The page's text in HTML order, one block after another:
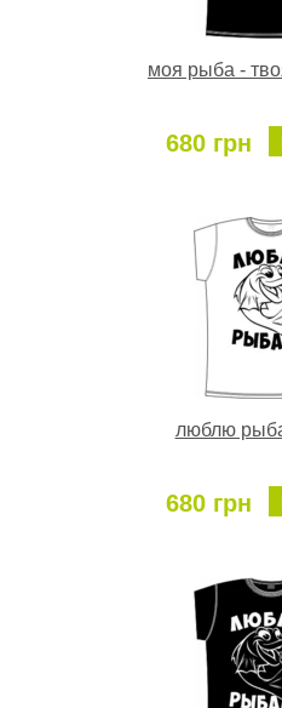
моя рыба -
680 грн
люблю
680 грн